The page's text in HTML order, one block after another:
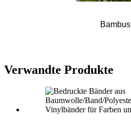
Bambus
Verwandte Produkte